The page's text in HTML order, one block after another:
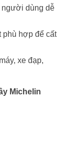
người dùng dễ
phù hợp để cất
xe đạp,
Michelin